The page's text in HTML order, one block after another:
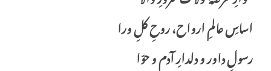
اساسِ عالمِ ارواح، روحِ کلِ ورا
رسولِ داور و دلدارِ آدم و حوّا